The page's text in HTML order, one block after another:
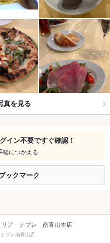
真を見る
イン不要ですぐ確認！
軽につかえる
ックマーク
リア ナプレ 南青山本店
プレ南青山店